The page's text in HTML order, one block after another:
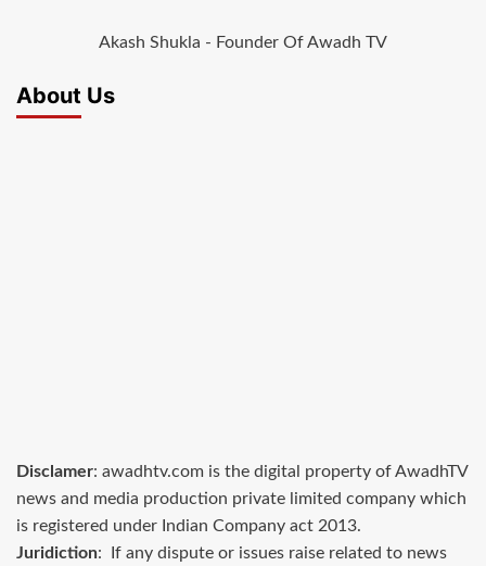
Akash Shukla - Founder Of Awadh TV
About Us
Disclamer: awadhtv.com is the digital property of AwadhTV
news and media production private limited company which
is registered under Indian Company act 2013.
Juridiction: If any dispute or issues raise related to news